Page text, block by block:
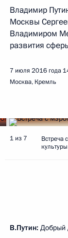
Владимир
Москвы
Владимиром
развития
7 июля 2016 года
Москва, Кремль
1 из 7
В.Путин: Добрый